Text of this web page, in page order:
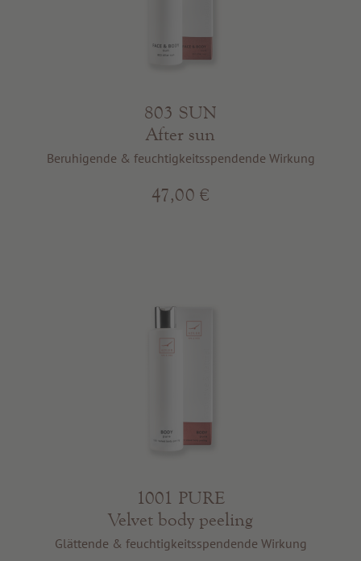
803 SUN
After sun
Beruhigende & feuchtigkeitsspendende Wirkung
47,00 €
1001 PURE
Velvet body peeling
Glättende & feuchtigkeitsspendende Wirkung